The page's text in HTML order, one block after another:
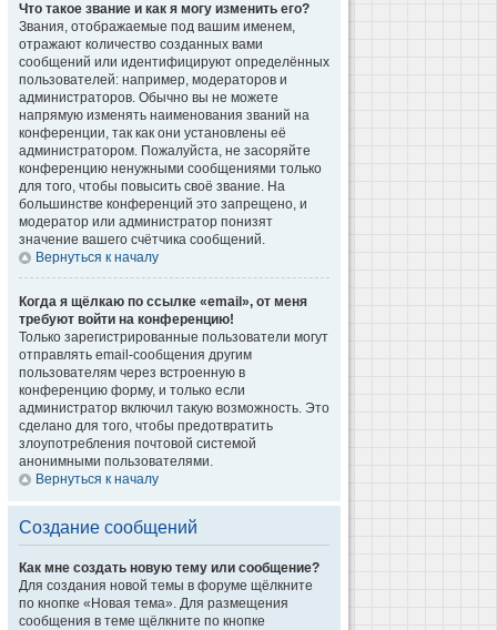
Что такое звание и как я могу изменить его?
Звания, отображаемые под вашим именем,
отражают количество созданных вами
сообщений или идентифицируют определённых
пользователей: например, модераторов и
администраторов. Обычно вы не можете
напрямую изменять наименования званий на
конференции, так как они установлены её
администратором. Пожалуйста, не засоряйте
конференцию ненужными сообщениями только
для того, чтобы повысить своё звание. На
большинстве конференций это запрещено, и
модератор или администратор понизят
значение вашего счётчика сообщений.
Вернуться к началу
Когда я щёлкаю по ссылке «email», от меня
требуют войти на конференцию!
Только зарегистрированные пользователи могут
отправлять email-сообщения другим
пользователям через встроенную в
конференцию форму, и только если
администратор включил такую возможность. Это
сделано для того, чтобы предотвратить
злоупотребления почтовой системой
анонимными пользователями.
Вернуться к началу
Создание сообщений
Как мне создать новую тему или сообщение?
Для создания новой темы в форуме щёлкните
по кнопке «Новая тема». Для размещения
сообщения в теме щёлкните по кнопке